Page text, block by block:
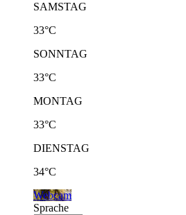
SAMSTAG
33°C
SONNTAG
33°C
MONTAG
33°C
DIENSTAG
34°C
Webcam
Sprache